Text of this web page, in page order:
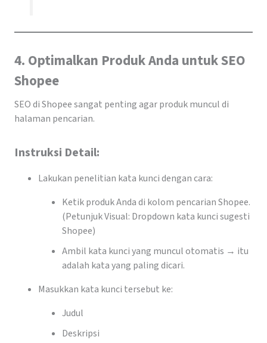
4. Optimalkan Produk Anda untuk SEO
Shopee
SEO di Shopee sangat penting agar produk muncul di
halaman pencarian.
Instruksi Detail:
Lakukan penelitian kata kunci dengan cara:
Ketik produk Anda di kolom pencarian Shopee.
(Petunjuk Visual: Dropdown kata kunci sugesti
Shopee)
Ambil kata kunci yang muncul otomatis → itu
adalah kata yang paling dicari.
Masukkan kata kunci tersebut ke:
Judul
Deskripsi